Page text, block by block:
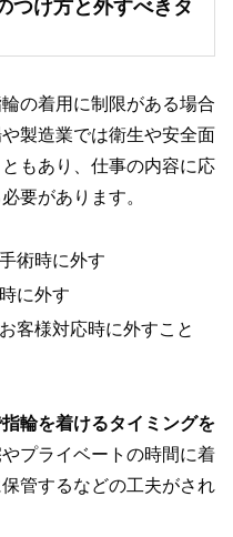
つけ方と外すべきタ
の着用に制限がある場合
製造業では衛生や安全面
もあり、仕事の内容に応
要があります。
術時に外す
に外す
客様対応時に外すこと
輪を着けるタイミングを
プライベートの時間に着
管するなどの工夫がされ